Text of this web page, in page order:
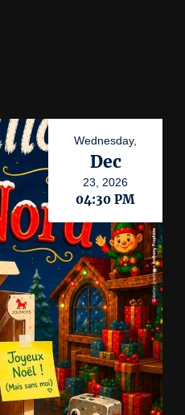
Wednesday,
Dec
23, 2026
04:30 PM